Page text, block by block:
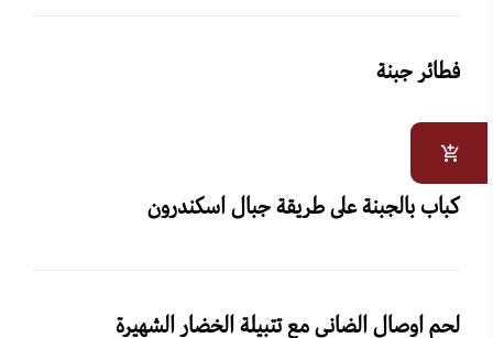
فطائر جبنة
كباب بالجبنة على طريقة جبال اسكندرون
لحم اوصال الضانى مع تتبيلة الخضار الشهيرة